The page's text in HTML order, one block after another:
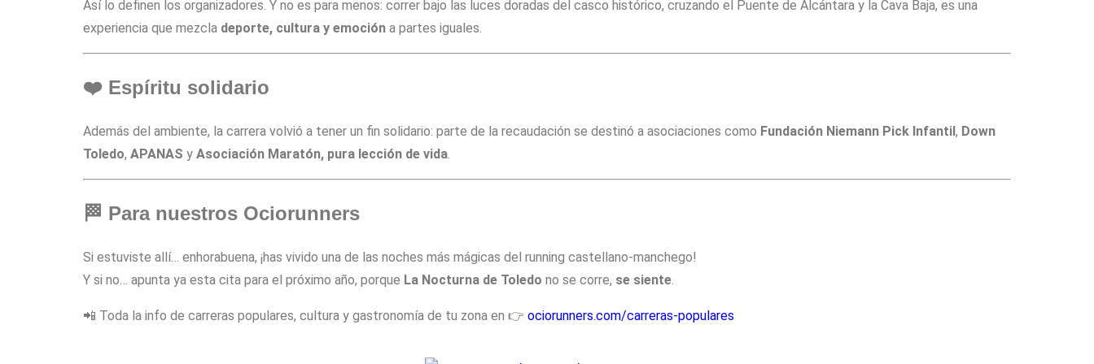
Así lo definen los organizadores. Y no es para menos: correr bajo las luces doradas del casco histórico, cruzando el Puente de Alcántara y la Cava Baja, es una
experiencia que mezcla deporte, cultura y emoción a partes iguales.
❤️ Espíritu solidario
Además del ambiente, la carrera volvió a tener un fin solidario: parte de la recaudación se destinó a asociaciones como Fundación Niemann Pick Infantil , Down
Toledo, APANAS y Asociación Maratón, pura lección de vida.
🏁 Para nuestros Ociorunners
Si estuviste allí… enhorabuena, ¡has vivido una de las noches más mágicas del running castellano-manchego!
Y si no… apunta ya esta cita para el próximo año, porque La Nocturna de Toledo no se corre, se siente.
📲 Toda la info de carreras populares, cultura y gastronomía de tu zona en 👉 ociorunners.com/carreras-populares